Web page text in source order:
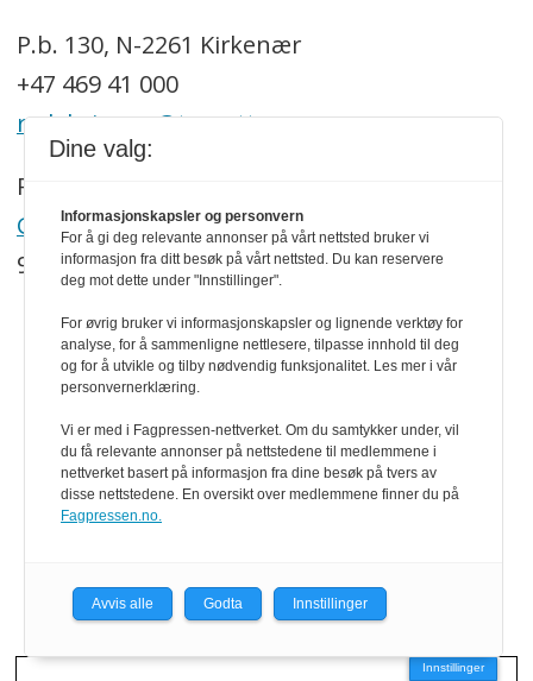
P.b. 130, N-2261 Kirkenær
+47 469 41 000
redaksjonen@trenytt.no
Redaktør:
Georg Mathisen
90 93 28 97
SNARVEIER
Om oss
Abonnement
eMagasin
Redaktøransvar
Innstillinger
Dine valg:
Informasjonskapsler og personvern
For å gi deg relevante annonser på vårt nettsted bruker vi
informasjon fra ditt besøk på vårt nettsted. Du kan reservere
deg mot dette under "Innstillinger".
For øvrig bruker vi informasjonskapsler og lignende verktøy for
analyse, for å sammenligne nettlesere, tilpasse innhold til deg
og for å utvikle og tilby nødvendig funksjonalitet. Les mer i vår
personvernerklæring.
Vi er med i Fagpressen-nettverket. Om du samtykker under, vil
du få relevante annonser på nettstedene til medlemmene i
nettverket basert på informasjon fra dine besøk på tvers av
disse nettstedene. En oversikt over medlemmene finner du på
Fagpressen.no.
Avvis alle Godta Innstillinger